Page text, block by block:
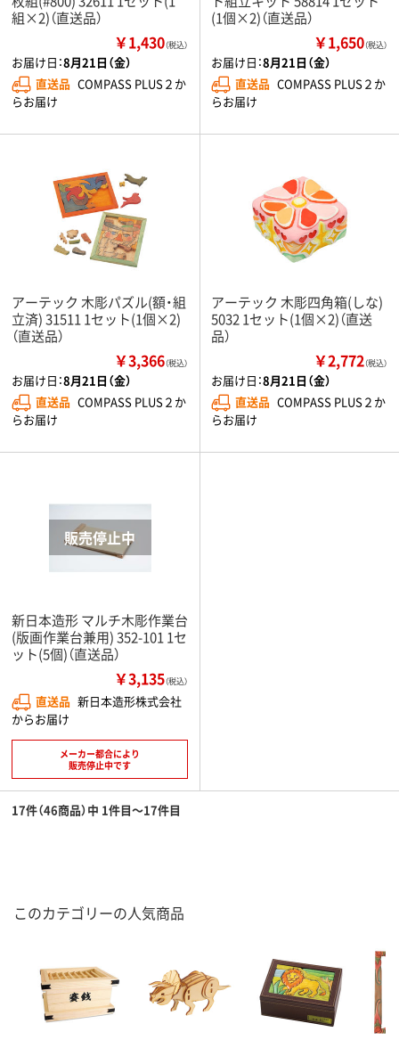
組×2)（直送品）
￥1,430（税込）
お届け日：8月21日（金）
直送品 COMPASS PLUS２か
らお届け
(1個×2)（直送品）
￥1,650（税込）
お届け日：8月21日（金）
直送品 COMPASS PLUS２か
らお届け
アーテック 木彫パズル(額・組
立済) 31511 1セット(1個×2)
（直送品）
￥3,366（税込）
お届け日：8月21日（金）
直送品 COMPASS PLUS２か
らお届け
アーテック 木彫四角箱(しな)
5032 1セット(1個×2)（直送
品）
￥2,772（税込）
お届け日：8月21日（金）
直送品 COMPASS PLUS２か
らお届け
新日本造形 マルチ木彫作業台
(版画作業台兼用) 352-101 1セ
ット(5個)（直送品）
￥3,135（税込）
直送品 新日本造形株式会社
からお届け
メーカー都合により
販売停止中です
17件（46商品）中 1件目～17件目
このカテゴリーの人気商品